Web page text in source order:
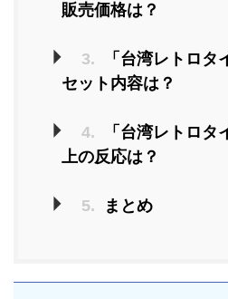
販売価格は？
3.
「台湾レトロタ
セット内容は？
4.
「台湾レトロタ
上の反応は？
5. まとめ